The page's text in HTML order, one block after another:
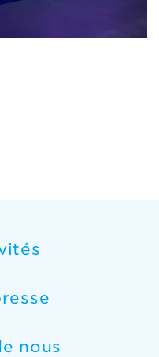
nous